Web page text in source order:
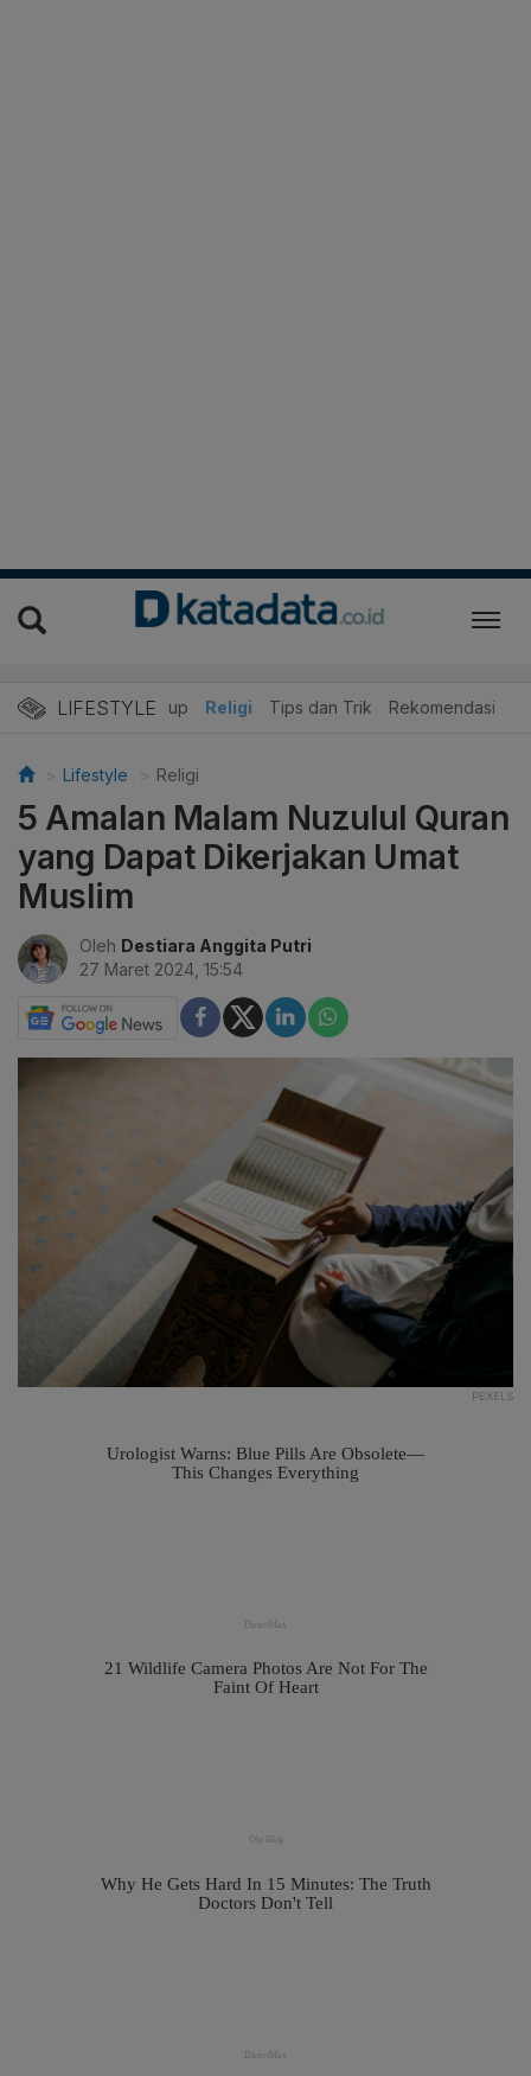
LIFESTYLE
Edukasi Gaya Hidup Religi Tips dan Trik Rekomendasi
Lifestyle Religi
5 Amalan Malam Nuzulul Quran
yang Dapat Dikerjakan Umat
Muslim
Oleh Destiara Anggita Putri
27 Maret 2024, 15:54
PEXELS